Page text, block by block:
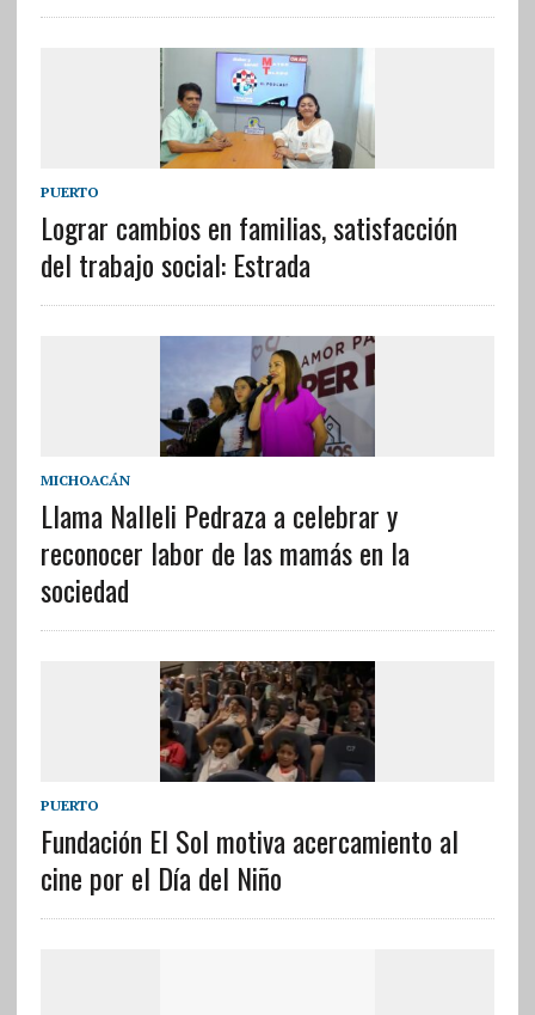
PUERTO
Lograr cambios en familias, satisfacción
del trabajo social: Estrada
MICHOACÁN
Llama Nalleli Pedraza a celebrar y
reconocer labor de las mamás en la
sociedad
PUERTO
Fundación El Sol motiva acercamiento al
cine por el Día del Niño